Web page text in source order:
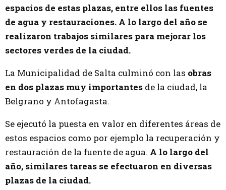
espacios de estas plazas, entre ellos las fuentes
de agua y restauraciones. A lo largo del año se
realizaron trabajos similares para mejorar los
sectores verdes de la ciudad.
La Municipalidad de Salta culminó con las obras
en dos plazas muy importantes de la ciudad, la
Belgrano y Antofagasta.
Se ejecutó la puesta en valor en diferentes áreas de
estos espacios como por ejemplo la recuperación y
restauración de la fuente de agua. A lo largo del
año, similares tareas se efectuaron en diversas
plazas de la ciudad.